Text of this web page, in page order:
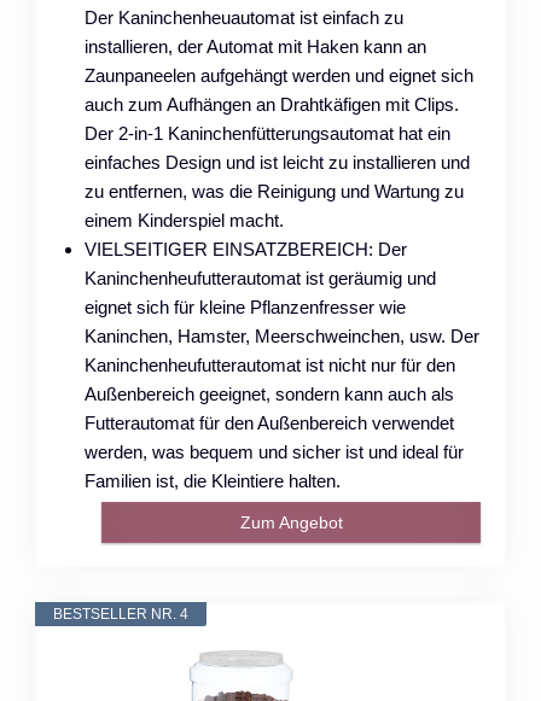
Der Kaninchenheuautomat ist einfach zu
installieren, der Automat mit Haken kann an
Zaunpaneelen aufgehängt werden und eignet sich
auch zum Aufhängen an Drahtkäfigen mit Clips.
Der 2-in-1 Kaninchenfütterungsautomat hat ein
einfaches Design und ist leicht zu installieren und
zu entfernen, was die Reinigung und Wartung zu
einem Kinderspiel macht.
VIELSEITIGER EINSATZBEREICH: Der
Kaninchenheufutterautomat ist geräumig und
eignet sich für kleine Pflanzenfresser wie
Kaninchen, Hamster, Meerschweinchen, usw. Der
Kaninchenheufutterautomat ist nicht nur für den
Außenbereich geeignet, sondern kann auch als
Futterautomat für den Außenbereich verwendet
werden, was bequem und sicher ist und ideal für
Familien ist, die Kleintiere halten.
Zum Angebot
BESTSELLER NR. 4